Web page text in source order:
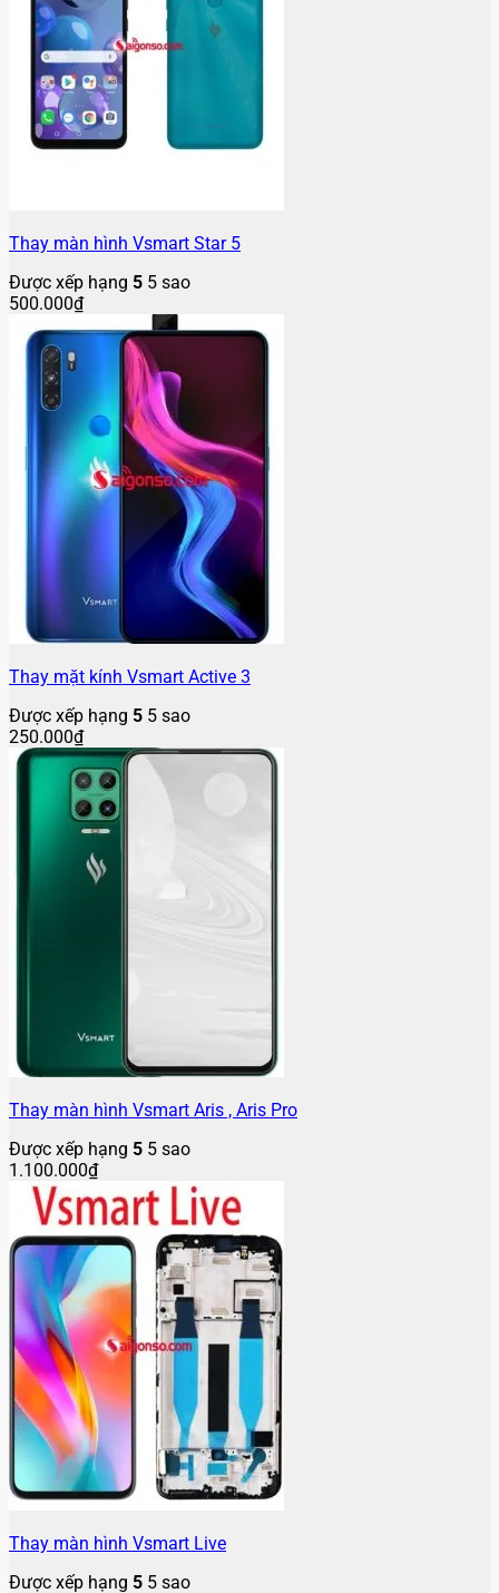
Thay màn hình Vsmart Star 5
Được xếp hạng 5 5 sao
500.000₫
Thay mặt kính Vsmart Active 3
Được xếp hạng 5 5 sao
250.000₫
Thay màn hình Vsmart Aris , Aris Pro
Được xếp hạng 5 5 sao
1.100.000₫
Thay màn hình Vsmart Live
Được xếp hạng 5 5 sao